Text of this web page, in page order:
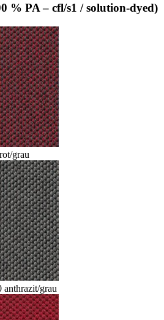
% PA – cfl/s1 / solution-dyed)
grau
anthrazit/grau